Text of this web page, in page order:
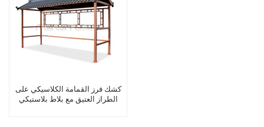
كشك فرز القمامة الكلاسيكي على
الطراز العتيق مع بلاط بلاستيكي